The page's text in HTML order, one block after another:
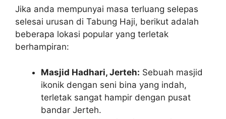
Jika anda mempunyai masa terluang selepas
selesai urusan di Tabung Haji, berikut adalah
beberapa lokasi popular yang terletak
berhampiran:
Masjid Hadhari, Jerteh: Sebuah masjid
ikonik dengan seni bina yang indah,
terletak sangat hampir dengan pusat
bandar Jerteh.